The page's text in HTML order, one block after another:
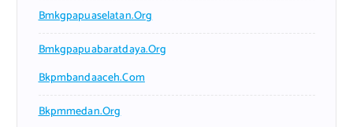
Bmkgpapuaselatan.org
Bmkgpapuabaratdaya.org
Bkpmbandaaceh.com
Bkpmmedan.org